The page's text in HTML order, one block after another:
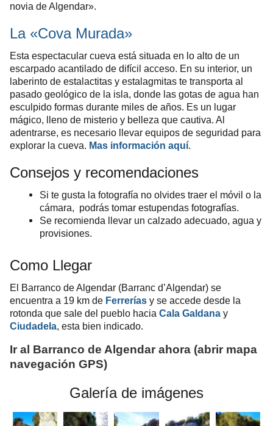
novia de Algendar».
La «Cova Murada»
Esta espectacular cueva está situada en lo alto de un
escarpado acantilado de difícil acceso. En su interior, un
laberinto de estalactitas y estalagmitas te transporta al
pasado geológico de la isla, donde las gotas de agua han
esculpido formas durante miles de años. Es un lugar
mágico, lleno de misterio y belleza que cautiva. Al
adentrarse, es necesario llevar equipos de seguridad para
explorar la cueva. Mas información aquí.
Consejos y recomendaciones
Si te gusta la fotografía no olvides traer el móvil o la
cámara, podrás tomar estupendas fotografías.
Se recomienda llevar un calzado adecuado, agua y
provisiones.
Como Llegar
El Barranco de Algendar (Barranc d’Algendar) se
encuentra a 19 km de Ferrerías y se accede desde la
rotonda que sale del pueblo hacia Cala Galdana y
Ciudadela, esta bien indicado.
Ir al Barranco de Algendar ahora (abrir mapa
navegación GPS)
Galería de imágenes